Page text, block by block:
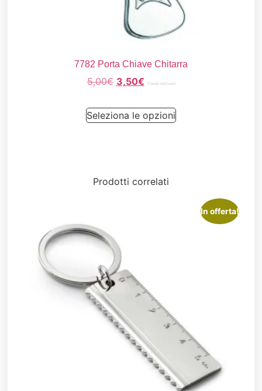
7782 Porta Chiave Chitarra
5,00€ 3,50€ (Tasse escluse)
Seleziona le opzioni
Prodotti correlati
In offerta!